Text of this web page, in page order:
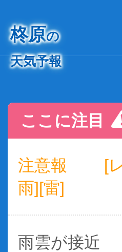
柊原の
天気予報
ここに注目
注意報
[
雨][雷]
雨雲が接近